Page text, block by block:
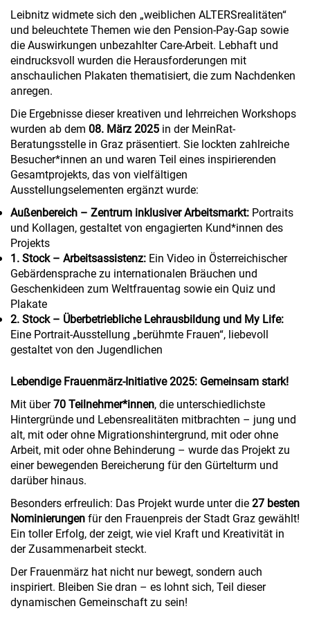
Leibnitz widmete sich den „weiblichen ALTERSrealitäten“
und beleuchtete Themen wie den Pension-Pay-Gap sowie
die Auswirkungen unbezahlter Care-Arbeit. Lebhaft und
eindrucksvoll wurden die Herausforderungen mit
anschaulichen Plakaten thematisiert, die zum Nachdenken
anregen.
Die Ergebnisse dieser kreativen und lehrreichen Workshops
wurden ab dem 08. März 2025 in der MeinRat-
Beratungsstelle in Graz präsentiert. Sie lockten zahlreiche
Besucher*innen an und waren Teil eines inspirierenden
Gesamtprojekts, das von vielfältigen
Ausstellungselementen ergänzt wurde:
Außenbereich – Zentrum inklusiver Arbeitsmarkt: Portraits
und Kollagen, gestaltet von engagierten Kund*innen des
Projekts
1. Stock – Arbeitsassistenz: Ein Video in Österreichischer
Gebärdensprache zu internationalen Bräuchen und
Geschenkideen zum Weltfrauentag sowie ein Quiz und
Plakate
2. Stock – Überbetriebliche Lehrausbildung und My Life:
Eine Portrait-Ausstellung „berühmte Frauen“, liebevoll
gestaltet von den Jugendlichen
Lebendige Frauenmärz-Initiative 2025: Gemeinsam stark!
Mit über70 Teilnehmer*innen, die unterschiedlichste
Hintergründe und Lebensrealitäten mitbrachten – jung und
alt, mit oder ohne Migrationshintergrund, mit oder ohne
Arbeit, mit oder ohne Behinderung – wurde das Projekt zu
einer bewegenden Bereicherung für den Gürtelturm und
darüber hinaus.
Besonders erfreulich: Das Projekt wurde unter die27 besten
Nominierungenfür den Frauenpreis der Stadt Graz gewählt!
Ein toller Erfolg, der zeigt, wie viel Kraft und Kreativität in
der Zusammenarbeit steckt.
Der Frauenmärz hat nicht nur bewegt, sondern auch
inspiriert. Bleiben Sie dran – es lohnt sich, Teil dieser
dynamischen Gemeinschaft zu sein!